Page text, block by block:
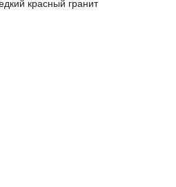
красный гранит